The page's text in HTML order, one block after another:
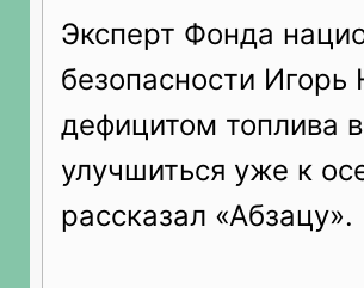
Эксперт Фонда
безопасности
дефицитом топлива
улучшиться уже к
рассказал «Абзацу».